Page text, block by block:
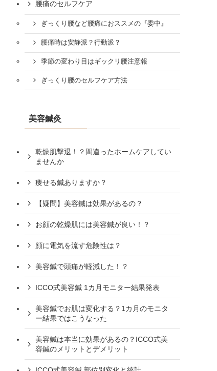
腰痛のセルフケア
ぎっくり腰など腰痛におススメの『委中』
腰痛時は安静派？行動派？
季節の変わり目はギックリ腰注意報
ぎっくり腰のセルフケア方法
美容鍼灸
乾燥肌撃退！？間違ったホームケアしてい
ませんか
痩せる鍼ありますか？
【疑問】美容鍼は効果があるの？
お顔の乾燥肌には美容鍼が良い！？
顔に電気を流す危険性は？
美容鍼で頭痛が軽減した！？
ICCO式美容鍼 1カ月モニター結果発表
美容鍼でお肌は変化する？1カ月のモニタ
ー結果ではこうなった
美容鍼は本当に効果があるの？ICCO式美
容鍼のメリットとデメリット